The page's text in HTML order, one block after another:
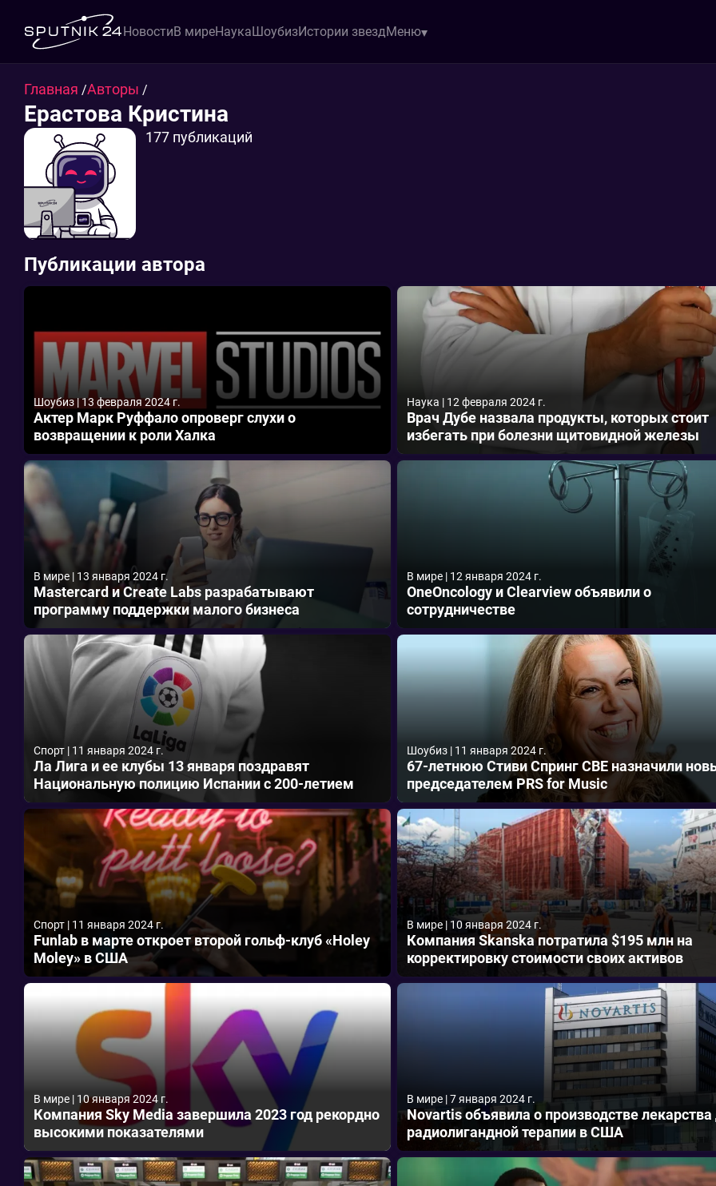
НовостиВ миреНаукаШоубизИстории звездМеню
Главная /Авторы /
Ерастова Кристина
177 публикаций
Публикации автора
Шоубиз|13 февраля 2024 г.
Актер Марк Руффало опроверг слухи о
возвращении к роли Халка
Наука | 12 февраля 2024 г.
Врач Дубе назвала продукты, которых стоит
избегать при болезни щитовидной железы
В мире | 13 января 2024 г.
Mastercard и Create Labs разрабатывают
программу поддержки малого бизнеса
В мире | 12 января 2024 г.
OneOncology и Clearview объявили о
сотрудничестве
Спорт | 11 января 2024 г.
Ла Лига и ее клубы 13 января поздравят
Национальную полицию Испании с 200-летием
Шоубиз | 11 января 2024 г.
67-летнюю Стиви Спринг CBE назначили
председателем PRS for Music
Спорт | 11 января 2024 г.
Funlab в марте откроет второй гольф-клуб «Holey
Moley» в США
В мире | 10 января 2024 г.
Компания Skanska потратила $195 млн на
корректировку стоимости своих активов
В мире | 10 января 2024 г.
Компания Sky Media завершила 2023 год рекордно
высокими показателями
В мире |7 января 2024 г.
Novartis объявила о производстве лекарства
радиолигандной терапии в США